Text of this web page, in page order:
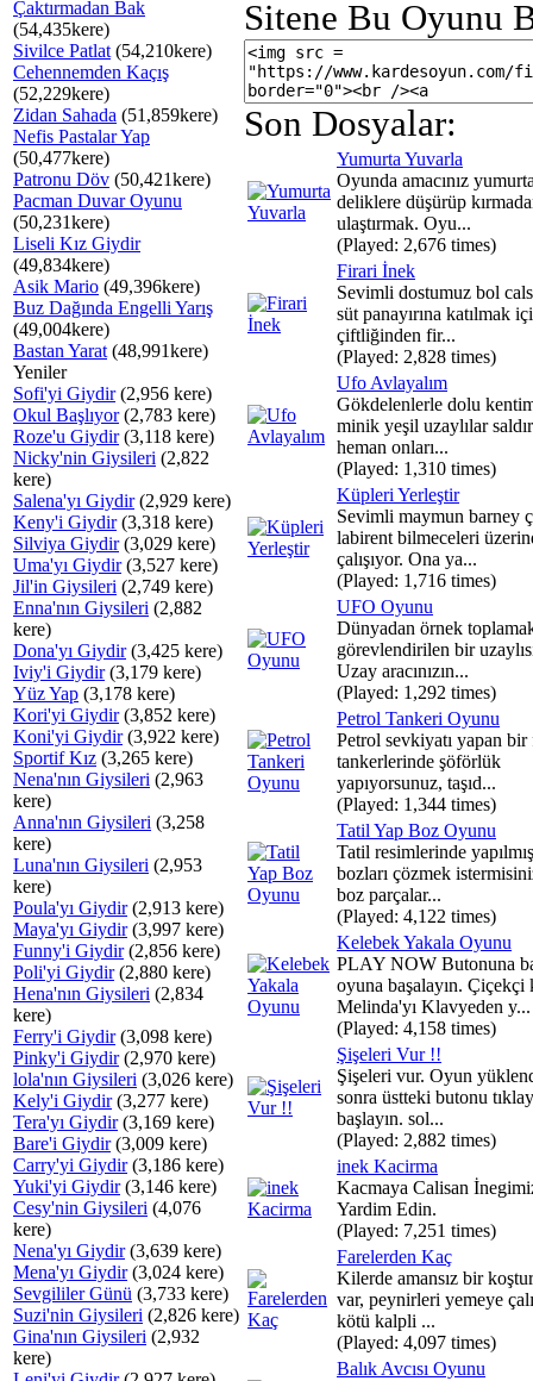
Çaktırmadan Bak
(54,435kere)
Sivilce Patlat (54,210kere)
Cehennemden Kaçış
(52,229kere)
Zidan Sahada (51,859kere)
Nefis Pastalar Yap
(50,477kere)
Patronu Döv (50,421kere)
Pacman Duvar Oyunu
(50,231kere)
Liseli Kız Giydir
(49,834kere)
Asik Mario (49,396kere)
Buz Dağında Engelli Yarış
(49,004kere)
Bastan Yarat (48,991kere)
Yeniler
Sofi'yi Giydir(2,956 kere)
Okul Başlıyor(2,783 kere)
Roze'u Giydir(3,118 kere)
Nicky'nin Giysileri (2,822
kere)
Salena'yı Giydir(2,929 kere)
Keny'i Giydir(3,318 kere)
Silviya Giydir(3,029 kere)
Uma'yı Giydir(3,527 kere)
Jil'in Giysileri (2,749 kere)
Enna'nın Giysileri (2,882
kere)
Dona'yı Giydir(3,425 kere)
Iviy'i Giydir(3,179 kere)
Yüz Yap (3,178 kere)
Kori'yi Giydir(3,852 kere)
Koni'yi Giydir(3,922 kere)
Sportif Kız (3,265 kere)
Nena'nın Giysileri (2,963
kere)
Anna'nın Giysileri (3,258
kere)
Luna'nın Giysileri (2,953
kere)
Poula'yı Giydir(2,913 kere)
Maya'yı Giydir(3,997 kere)
Funny'i Giydir(2,856 kere)
Poli'yi Giydir(2,880 kere)
Hena'nın Giysileri (2,834
kere)
Ferry'i Giydir(3,098 kere)
Pinky'i Giydir(2,970 kere)
lola'nın Giysileri (3,026 kere)
Kely'i Giydir(3,277 kere)
Tera'yı Giydir(3,169 kere)
Bare'i Giydir(3,009 kere)
Carry'yi Giydir(3,186 kere)
Yuki'yi Giydir(3,146 kere)
Cesy'nin Giysileri (4,076
kere)
Nena'yı Giydir(3,639 kere)
Mena'yı Giydir(3,024 kere)
Sevgililer Günü (3,733 kere)
Suzi'nin Giysileri (2,826 kere)
Gina'nın Giysileri (2,932
kere)
Sitene Bu Oyunu
Son Dosyalar:
Yumurta Yuvarla
Oyunda amacınız
deliklere düşürüp
ulaştırmak. Oyu...
(Played: 2,676 times)
Firari İnek
Sevimli dostumuz bol
süt panayırına katılmak
çiftliğinden fir...
(Played: 2,828 times)
Ufo Avlayalım
Gökdelenlerle dolu
minik yeşil uzaylılar
heman onları...
(Played: 1,310 times)
Küpleri Yerleştir
Sevimli maymun barney
labirent bilmeceleri
çalışıyor. Ona ya...
(Played: 1,716 times)
UFO Oyunu
Dünyadan örnek
görevlendirilen bir
Uzay aracınızın...
(Played: 1,292 times)
Petrol Tankeri Oyunu
Petrol sevkiyatı yapan
tankerlerinde şöförlük
yapıyorsunuz, taşıd...
(Played: 1,344 times)
Tatil Yap Boz Oyunu
Tatil resimlerinde
bozları çözmek
boz parçalar...
(Played: 4,122 times)
Kelebek Yakala Oyunu
PLAY NOW Butonuna
oyuna başalayın. Çiçekçi
Melinda'yı Klavyeden y...
(Played: 4,158 times)
Şişeleri Vur !!
Şişeleri vur. Oyun
sonra üstteki butonu
başlayın. sol...
(Played: 2,882 times)
inek Kacirma
Kacmaya Calisan
Yardim Edin.
(Played: 7,251 times)
Farelerden Kaç
Kilerde amansız bir
var, peynirleri yemeye
kötü kalpli ...
(Played: 4,097 times)
Balık Avcısı Oyunu